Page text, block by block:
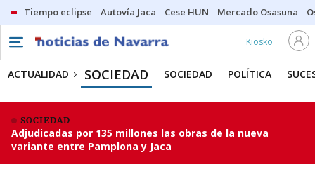
Tiempo eclipse Autovía Jaca Cese HUN Mercado Osasuna
Kiosko
ACTUALIDAD SOCIEDAD SOCIEDAD POLÍTICA
SOCIEDAD
Adjudicadas por 135 millones las obras de la nueva
variante entre Pamplona y Jaca